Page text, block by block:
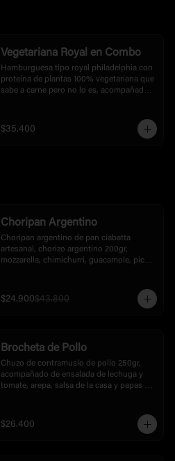
Vegetariana Royal en Combo
Hamburguesa tipo royal philadelphia con
proteína de plantas 100% vegetariana que
sabe a carne pero no lo es, acompañada
$35.400
Choripan Argentino
Choripan argentino de pan ciabatta
artesanal, chorizo argentino 200gr,
mozzarella, chimichurri, guacamole, pico
$24.900$43.800
Brocheta de Pollo
Chuzo de contramuslo de pollo 250gr,
acompañado de ensalada de lechuga y
tomate, arepa, salsa de la casa y papas a
$26.400